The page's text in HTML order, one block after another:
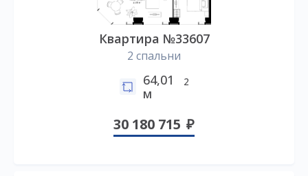
Квартира №33607
2 спальни
64,01
м
2
30 180 715